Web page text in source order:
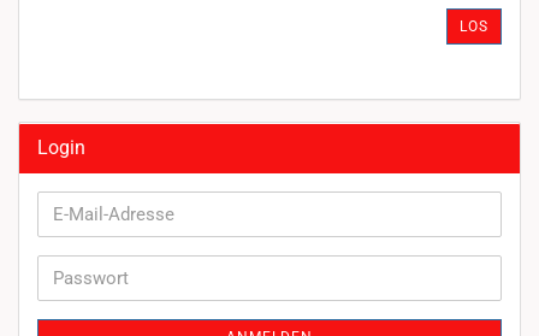
LOS
Login
E-
Mail-
Passwort